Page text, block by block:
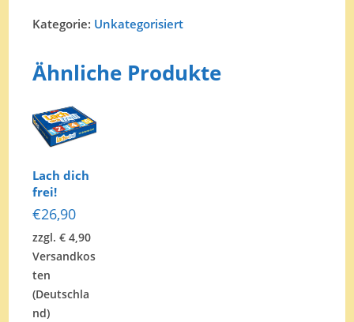
Menge
Kategorie: Unkategorisiert
Ähnliche Produkte
Lach dich
frei!
€26,90
zzgl. € 4,90
Versandkos
ten
(Deutschla
nd)